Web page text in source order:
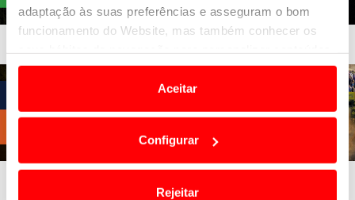
adaptação às suas preferências e asseguram o bom
funcionamento do Website, mas também conhecer os
e anúncios de modo a promover produtos e/ou serviços.
Em alguns casos, a utilização destas tecnologias
termos e a todo o tempo as suas preferências e limitando
o acesso a informações durante a navegação no
Aceitar
Configurar
Rejeitar